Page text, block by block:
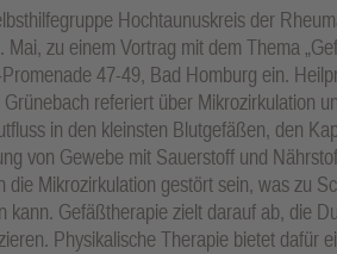
Hochtaunuskreis der
Mai, zu einem Vortrag mit dem Thema
47-49, Bad Homburg ein.
referiert über Mikrozirkulation
in den kleinsten Blutgefäßen, den
von Gewebe mit Sauerstoff und
die Mikrozirkulation gestört sein, was zu
kann. Gefäßtherapie zielt darauf ab, die
Physikalische Therapie bietet dafür